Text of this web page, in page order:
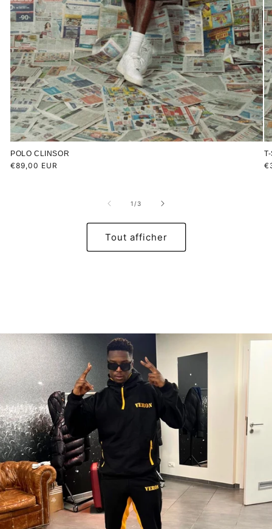
POLO CLINSOR
Prix
€89,00 EUR
1 /de
3
Tout afficher